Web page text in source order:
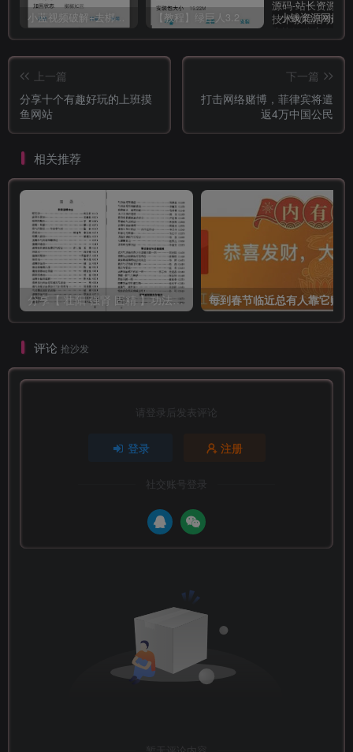
小蓝视频破解+去梆梆加固教程 【教程】绿巨人3.2破解详细教学
上一篇
分享十个有趣好玩的上班摸
鱼网站
下一篇
打击网络赌博，菲律宾将遣
返4万中国公民
相关推荐
分享【 壮阳 强肾 固精 】功法与药方
评论 抢沙发
请登录后发表评论
登录 注册
社交账号登录